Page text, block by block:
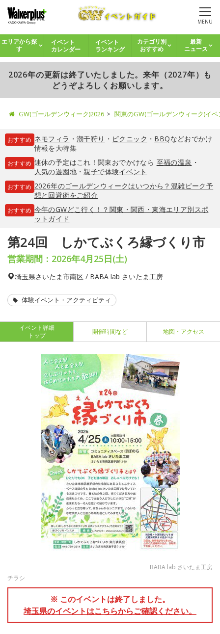
MENU
エリアから探
す
イベント
カレンダー
イベント
ランキング
カテゴリ別
おすすめ
最新
ニュース
2026年の更新は終了いたしました。来年（2027年）も
どうぞよろしくお願いします。
GW(ゴールデンウィーク)2026 関東のGW(ゴールデンウィーク)イ
おすすめ ネモフィラ ・ 潮干狩り ・ ピクニック ・ BBQなどおでかけ
情報を大特集
おすすめ 連休の予定はこれ！関東おでかけなら 至福の温泉 ・
人気の遊園地・親子で体験イベント
おすすめ 2026年のゴールデンウィークはいつから？混雑ピーク予
想と回避術をご紹介
おすすめ 今年のGWどこ行く！？関東・関西・東海エリア別スポ
ットガイド
第24回 しかてぶくろ縁づくり市
営業期間：2026年4月25日(土)
埼玉県さいたま市南区 / BABA lab さいたま工房
体験イベント・アクティビティ
イベント詳細
トップ
開催時間など 地図・アクセス
BABA lab さいたま工房
チラシ
※ このイベントは終了しました。
埼玉県のイベントはこちらからご確認ください。